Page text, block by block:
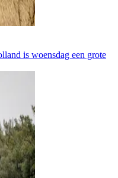
is woensdag een grote